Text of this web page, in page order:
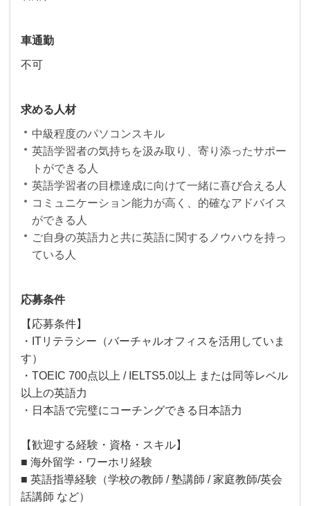
車通勤
不可
求める人材
中級程度のパソコンスキル
英語学習者の気持ちを汲み取り、寄り添ったサポー
トができる人
英語学習者の目標達成に向けて一緒に喜び合える人
コミュニケーション能力が高く、的確なアドバイス
ができる人
ご自身の英語力と共に英語に関するノウハウを持っ
ている人
応募条件
【応募条件】
・ITリテラシー（バーチャルオフィスを活用していま
す）
・TOEIC 700点以上 / IELTS5.0以上 または同等レベル
以上の英語力
・日本語で完璧にコーチングできる日本語力
【歓迎する経験・資格・スキル】
■ 海外留学・ワーホリ経験
■ 英語指導経験（学校の教師 / 塾講師 / 家庭教師/英会
話講師 など）